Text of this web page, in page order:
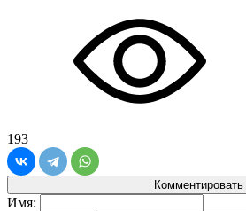
193
Комментировать
Имя: